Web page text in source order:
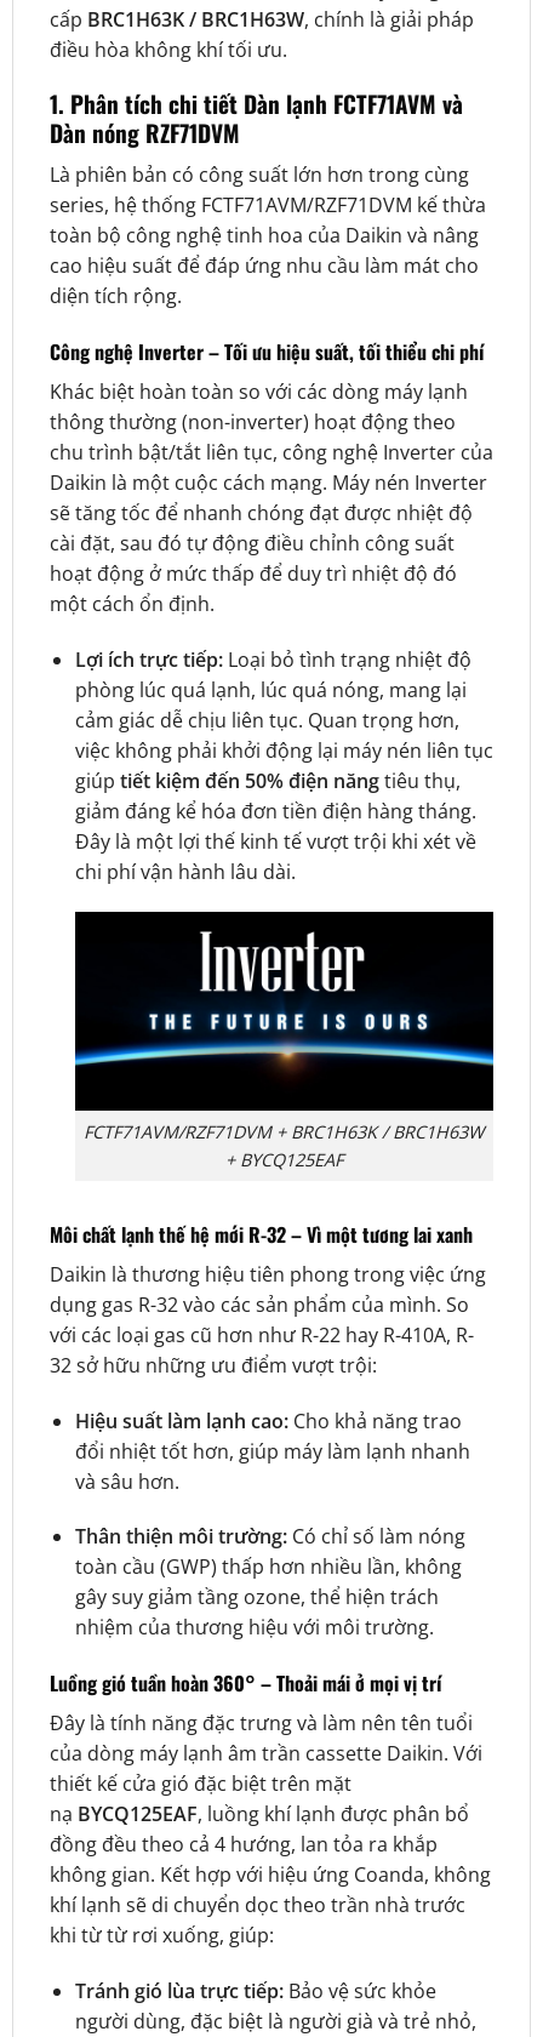
cấp BRC1H63K / BRC1H63W, chính là giải pháp
điều hòa không khí tối ưu.
1. Phân tích chi tiết Dàn lạnh FCTF71AVM và
Dàn nóng RZF71DVM
Là phiên bản có công suất lớn hơn trong cùng
series, hệ thống FCTF71AVM/RZF71DVM kế thừa
toàn bộ công nghệ tinh hoa của Daikin và nâng
cao hiệu suất để đáp ứng nhu cầu làm mát cho
diện tích rộng.
Công nghệ Inverter – Tối ưu hiệu suất, tối thiểu chi phí
Khác biệt hoàn toàn so với các dòng máy lạnh
thông thường (non-inverter) hoạt động theo
chu trình bật/tắt liên tục, công nghệ Inverter của
Daikin là một cuộc cách mạng. Máy nén Inverter
sẽ tăng tốc để nhanh chóng đạt được nhiệt độ
cài đặt, sau đó tự động điều chỉnh công suất
hoạt động ở mức thấp để duy trì nhiệt độ đó
một cách ổn định.
Lợi ích trực tiếp:Loại bỏ tình trạng nhiệt độ
phòng lúc quá lạnh, lúc quá nóng, mang lại
cảm giác dễ chịu liên tục. Quan trọng hơn,
việc không phải khởi động lại máy nén liên tục
giúp tiết kiệm đến 50% điện năngtiêu thụ,
giảm đáng kể hóa đơn tiền điện hàng tháng.
Đây là một lợi thế kinh tế vượt trội khi xét về
chi phí vận hành lâu dài.
FCTF71AVM/RZF71DVM + BRC1H63K / BRC1H63W
+ BYCQ125EAF
Môi chất lạnh thế hệ mới R-32 – Vì một tương lai xanh
Daikin là thương hiệu tiên phong trong việc ứng
dụng gas R-32 vào các sản phẩm của mình. So
với các loại gas cũ hơn như R-22 hay R-410A, R-
32 sở hữu những ưu điểm vượt trội:
Hiệu suất làm lạnh cao:Cho khả năng trao
đổi nhiệt tốt hơn, giúp máy làm lạnh nhanh
và sâu hơn.
Thân thiện môi trường:Có chỉ số làm nóng
toàn cầu (GWP) thấp hơn nhiều lần, không
gây suy giảm tầng ozone, thể hiện trách
nhiệm của thương hiệu với môi trường.
Luồng gió tuần hoàn 360° – Thoải mái ở mọi vị trí
Đây là tính năng đặc trưng và làm nên tên tuổi
của dòng máy lạnh âm trần cassette Daikin. Với
thiết kế cửa gió đặc biệt trên mặt
nạ BYCQ125EAF, luồng khí lạnh được phân bổ
đồng đều theo cả 4 hướng, lan tỏa ra khắp
không gian. Kết hợp với hiệu ứng Coanda, không
khí lạnh sẽ di chuyển dọc theo trần nhà trước
khi từ từ rơi xuống, giúp:
Tránh gió lùa trực tiếp:Bảo vệ sức khỏe
người dùng, đặc biệt là người già và trẻ nhỏ,